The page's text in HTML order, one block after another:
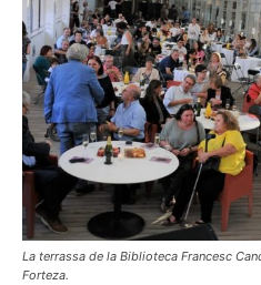
La terrassa de la Biblioteca Francesc
Forteza.